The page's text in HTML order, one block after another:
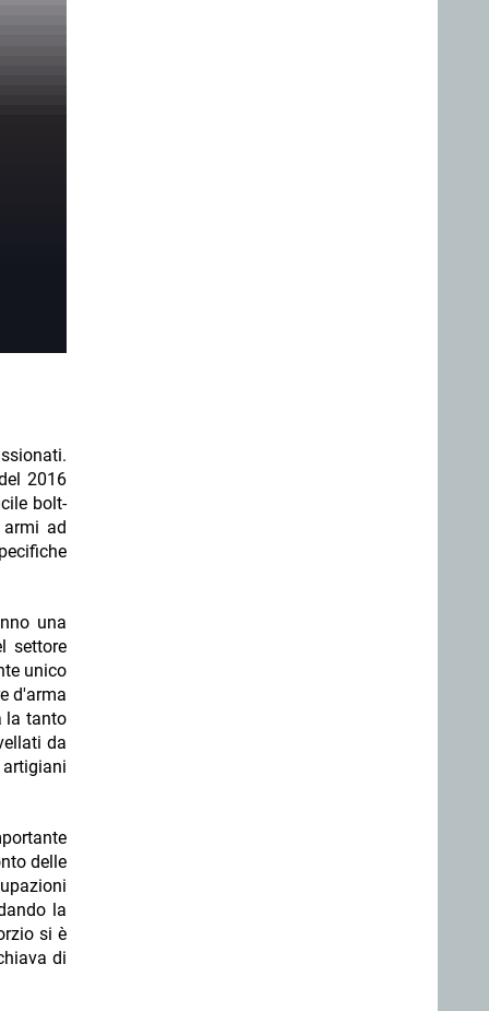
2016
bolt-
ad
una
settore
unico
d'arma
la tanto
da
delle
la
si è
di